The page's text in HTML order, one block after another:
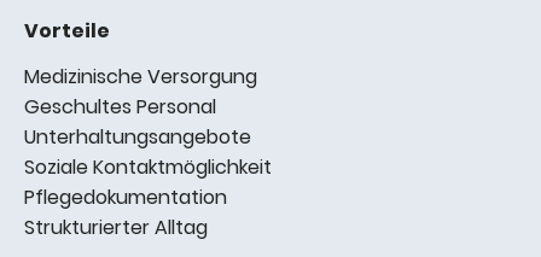
Vorteile
Medizinische Versorgung
Geschultes Personal
Unterhaltungsangebote
Soziale Kontaktmöglichkeit
Pflegedokumentation
Strukturierter Alltag